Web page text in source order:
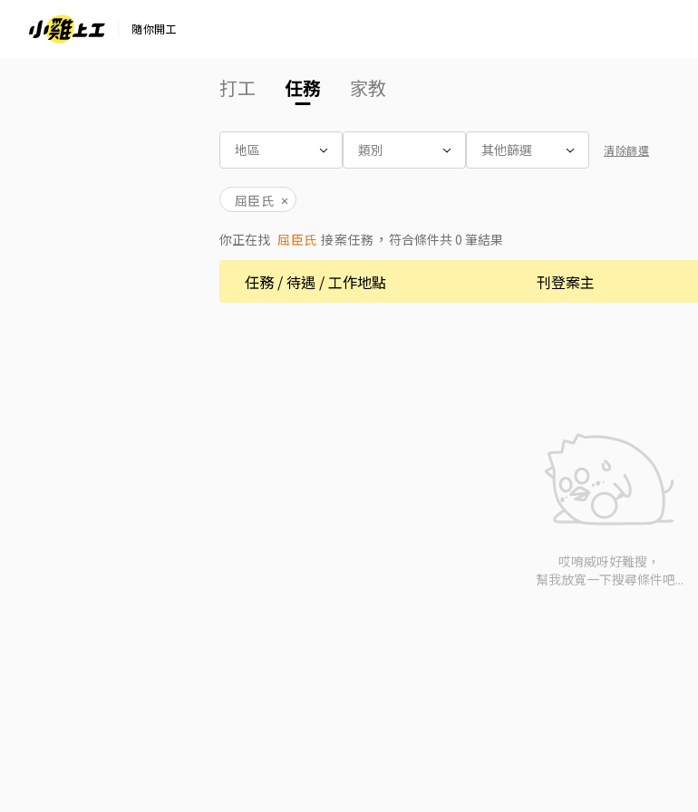
隨你開工
打工 任務 家教
地區 類別 其他篩選
屈臣氏
你正在找 屈臣氏 接案任務 ， 符合條件共0 筆結果
任務 / 待遇 / 工作地點 刊登案主
哎唷威呀好難搜，
幫我放寬一下搜尋條件吧...